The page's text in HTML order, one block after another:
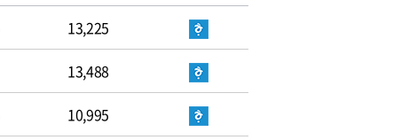
13,225
13,488
10,995